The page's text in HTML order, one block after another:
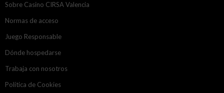
Sobre Casino CIRSA Valencia
Normas de acceso
Juego Responsable
Dónde hospedarse
Trabaja con nosotros
Política de Cookies